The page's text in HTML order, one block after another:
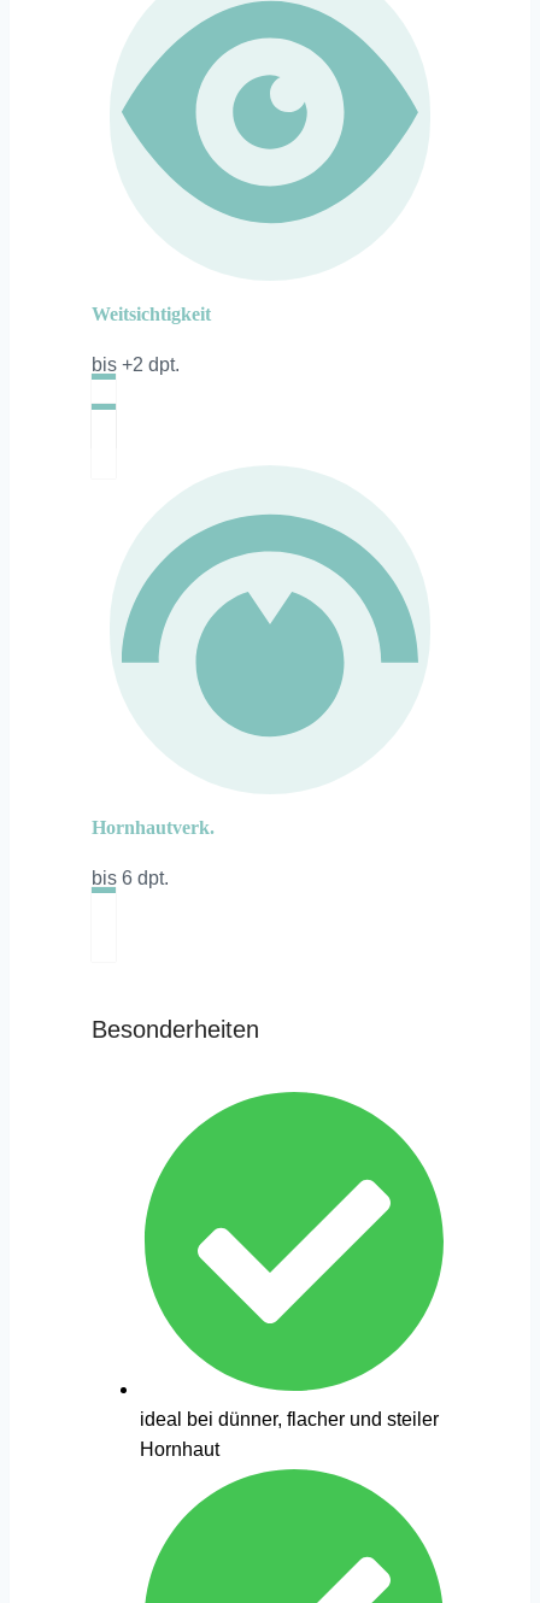
Weitsichtigkeit
bis +2 dpt.
Hornhautverk.
bis 6 dpt.
Besonderheiten
ideal bei dünner, flacher und steiler
Hornhaut